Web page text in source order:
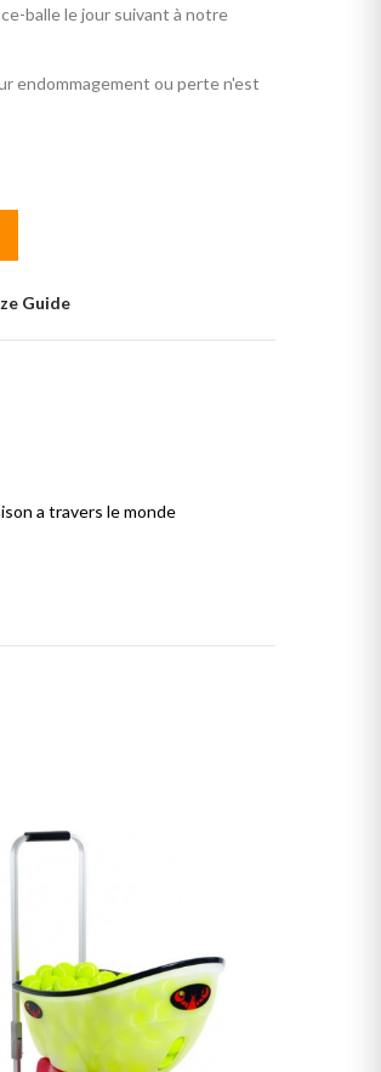
balle le jour suivant à notre
endommagement ou perte n'est
Guide
a travers le monde